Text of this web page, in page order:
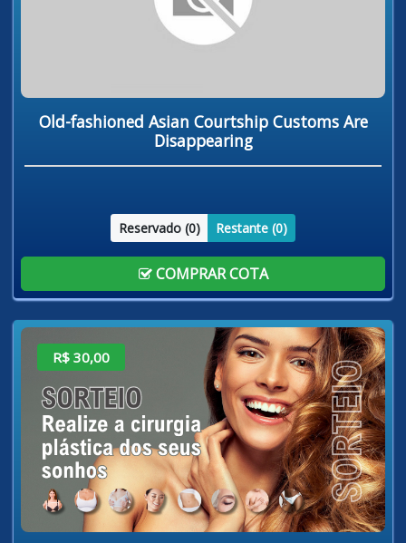
Old-fashioned Asian Courtship Customs Are
Disappearing
Reservado (0) Restante (0)
COMPRAR COTA
R$ 30,00